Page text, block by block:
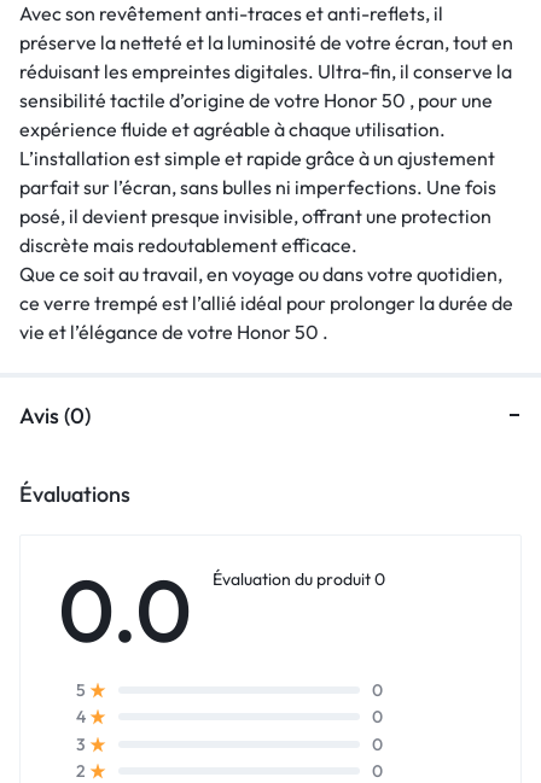
Avec son revêtement anti-traces et anti-reflets, il
préserve la netteté et la luminosité de votre écran, tout en
réduisant les empreintes digitales. Ultra-fin, il conserve la
sensibilité tactile d’origine de votre Honor 50 , pour une
expérience fluide et agréable à chaque utilisation.
L’installation est simple et rapide grâce à un ajustement
parfait sur l’écran, sans bulles ni imperfections. Une fois
posé, il devient presque invisible, offrant une protection
discrète mais redoutablement efficace.
Que ce soit au travail, en voyage ou dans votre quotidien,
ce verre trempé est l’allié idéal pour prolonger la durée de
vie et l’élégance de votre Honor 50 .
Avis (0)
Évaluations
0.0 Évaluation du produit 0
5
0
4
0
3
0
2
0